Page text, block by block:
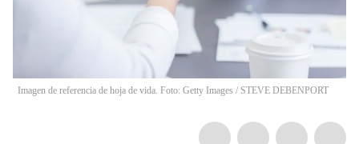
Imagen de referencia de hoja de vida. Foto: Getty Images / STEVE DEBENPORT